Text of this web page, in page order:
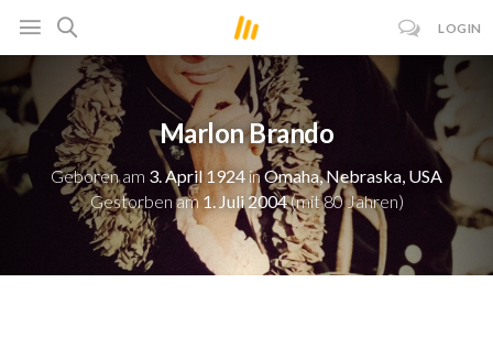
LOGIN
Marlon Brando
Geboren am 3. April 1924inOmaha, Nebraska, USA
Gestorben am 1. Juli 2004(mit 80 Jahren)